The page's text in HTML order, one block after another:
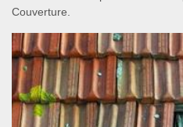
Couverture.